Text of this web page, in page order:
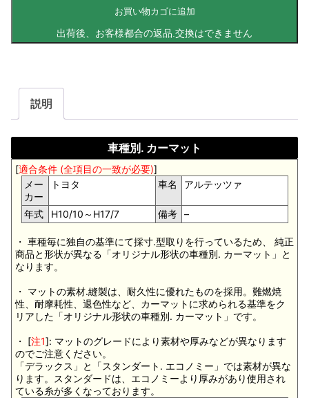
お買い物カゴに追加
説明
車種別. カーマット
[適合条件 (全項目の一致が必要)]
メー
カー
トヨタ 車名 アルテッツァ
年式 H10/10～H17/7 備考 –
・ 車種毎に独自の基準にて採寸.型取りを行っているため、 純正
商品と形状が異なる「オリジナル形状の車種別. カーマット」と
なります。
・ マットの素材.縫製は、耐久性に優れたものを採用。難燃焼
性、耐摩耗性、退色性など、カーマットに求められる基準をク
リアした「オリジナル形状の車種別. カーマット」です。
・ [注1]: マットのグレードにより素材や厚みなどが異なります
のでご注意ください。
「デラックス」と「スタンダート. エコノミー」では素材が異な
ります。スタンダードは、エコノミーより厚みがあり使用され
ている糸が多くなっております。